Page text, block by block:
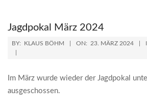
Jagdpokal März 2024
BY: KLAUS BÖHM ON: 23. MÄRZ 2024
Im März wurde wieder der Jagdpokal
ausgeschossen.